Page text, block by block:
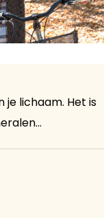
je lichaam. Het is